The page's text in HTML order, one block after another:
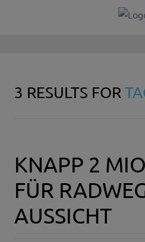
3 RESULTS FOR
KNAPP 2
FÜR
AUSSICHT